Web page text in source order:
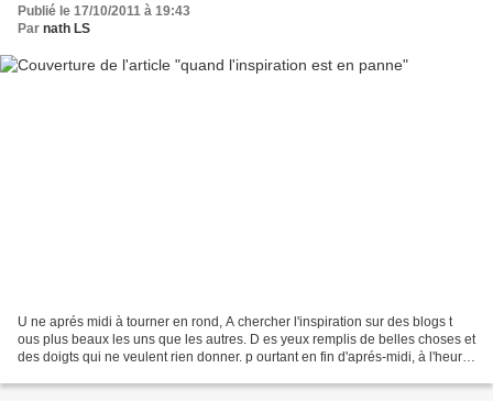
Publié le 17/10/2011 à 19:43
Par nath LS
U ne aprés midi à tourner en rond, A chercher l'inspiration sur des blogs t
ous plus beaux les uns que les autres. D es yeux remplis de belles choses et
des doigts qui ne veulent rien donner. p ourtant en fin d'aprés-midi, à l'heure